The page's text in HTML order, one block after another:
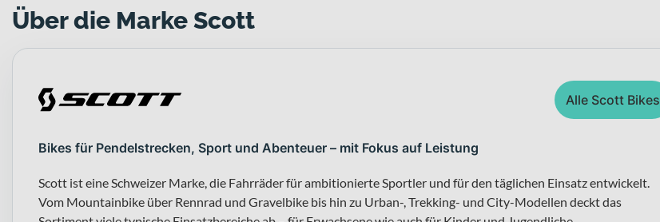
Über die Marke Scott
Alle Scott Bikes
Bikes für Pendelstrecken, Sport und Abenteuer – mit Fokus auf Leistung
Scott ist eine Schweizer Marke, die Fahrräder für ambitionierte Sportler und für den täglichen Einsatz entwickelt.
Vom Mountainbike über Rennrad und Gravelbike bis hin zu Urban-, Trekking- und City-Modellen deckt das